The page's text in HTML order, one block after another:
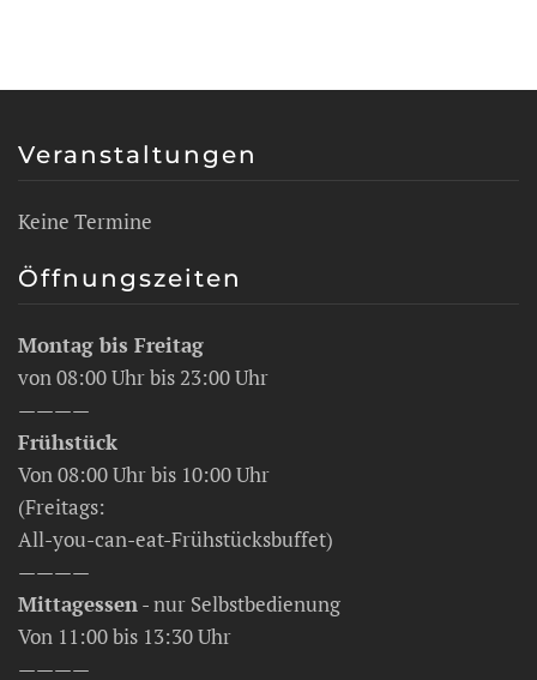
Veranstaltungen
Keine Termine
Öffnungszeiten
Montag bis Freitag
von 08:00 Uhr bis 23:00 Uhr
————
Frühstück
Von 08:00 Uhr bis 10:00 Uhr
(Freitags:
All-you-can-eat-Frühstücksbuffet)
————
Mittagessen- nur Selbstbedienung
Von 11:00 bis 13:30 Uhr
————